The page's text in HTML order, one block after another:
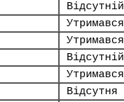
Відсутній
Утримався
Утримався
Відсутній
Утримався
Відсутня